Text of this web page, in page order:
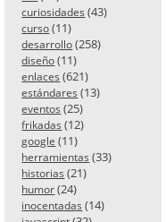
curiosidades (43)
curso (11)
desarrollo (258)
diseño (11)
enlaces (621)
estándares (13)
eventos (25)
frikadas (12)
google (11)
herramientas (33)
historias (21)
humor (24)
inocentadas (14)